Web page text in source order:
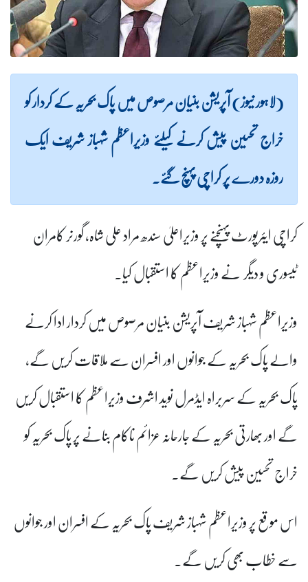
(لاہور نیوز) آپریشن بنیان مرصوص میں پاک بحریہ کے کردار کو
خراج تحسین پیش کرنے کیلئے وزیراعظم شہباز شریف ایک
روزہ دورے پر کراچی پہنچ گئے۔
کراچی ایئرپورٹ پہنچنے پر وزیراعلیٰ سندھ مراد علی شاہ، گورنر کامران
ٹیسوری و دیگر نے وزیراعظم کا استقبال کیا۔
وزیراعظم شہباز شریف آپریشن بنیان مرصوص میں کردار ادا کرنے
والے پاک بحریہ کے جوانوں اور افسران سے ملاقات کریں گے،
پاک بحریہ کے سربراہ ایڈمرل نوید اشرف وزیراعظم کا استقبال کریں
گے اور بھارتی بحریہ کے جارحانہ عزائم ناکام بنانے پر پاک بحریہ کو
خراج تحسین پیش کریں گے۔
اس موقع پر وزیراعظم شہباز شریف پاک بحریہ کے افسران اور جوانوں
سے خطاب بھی کریں گے۔